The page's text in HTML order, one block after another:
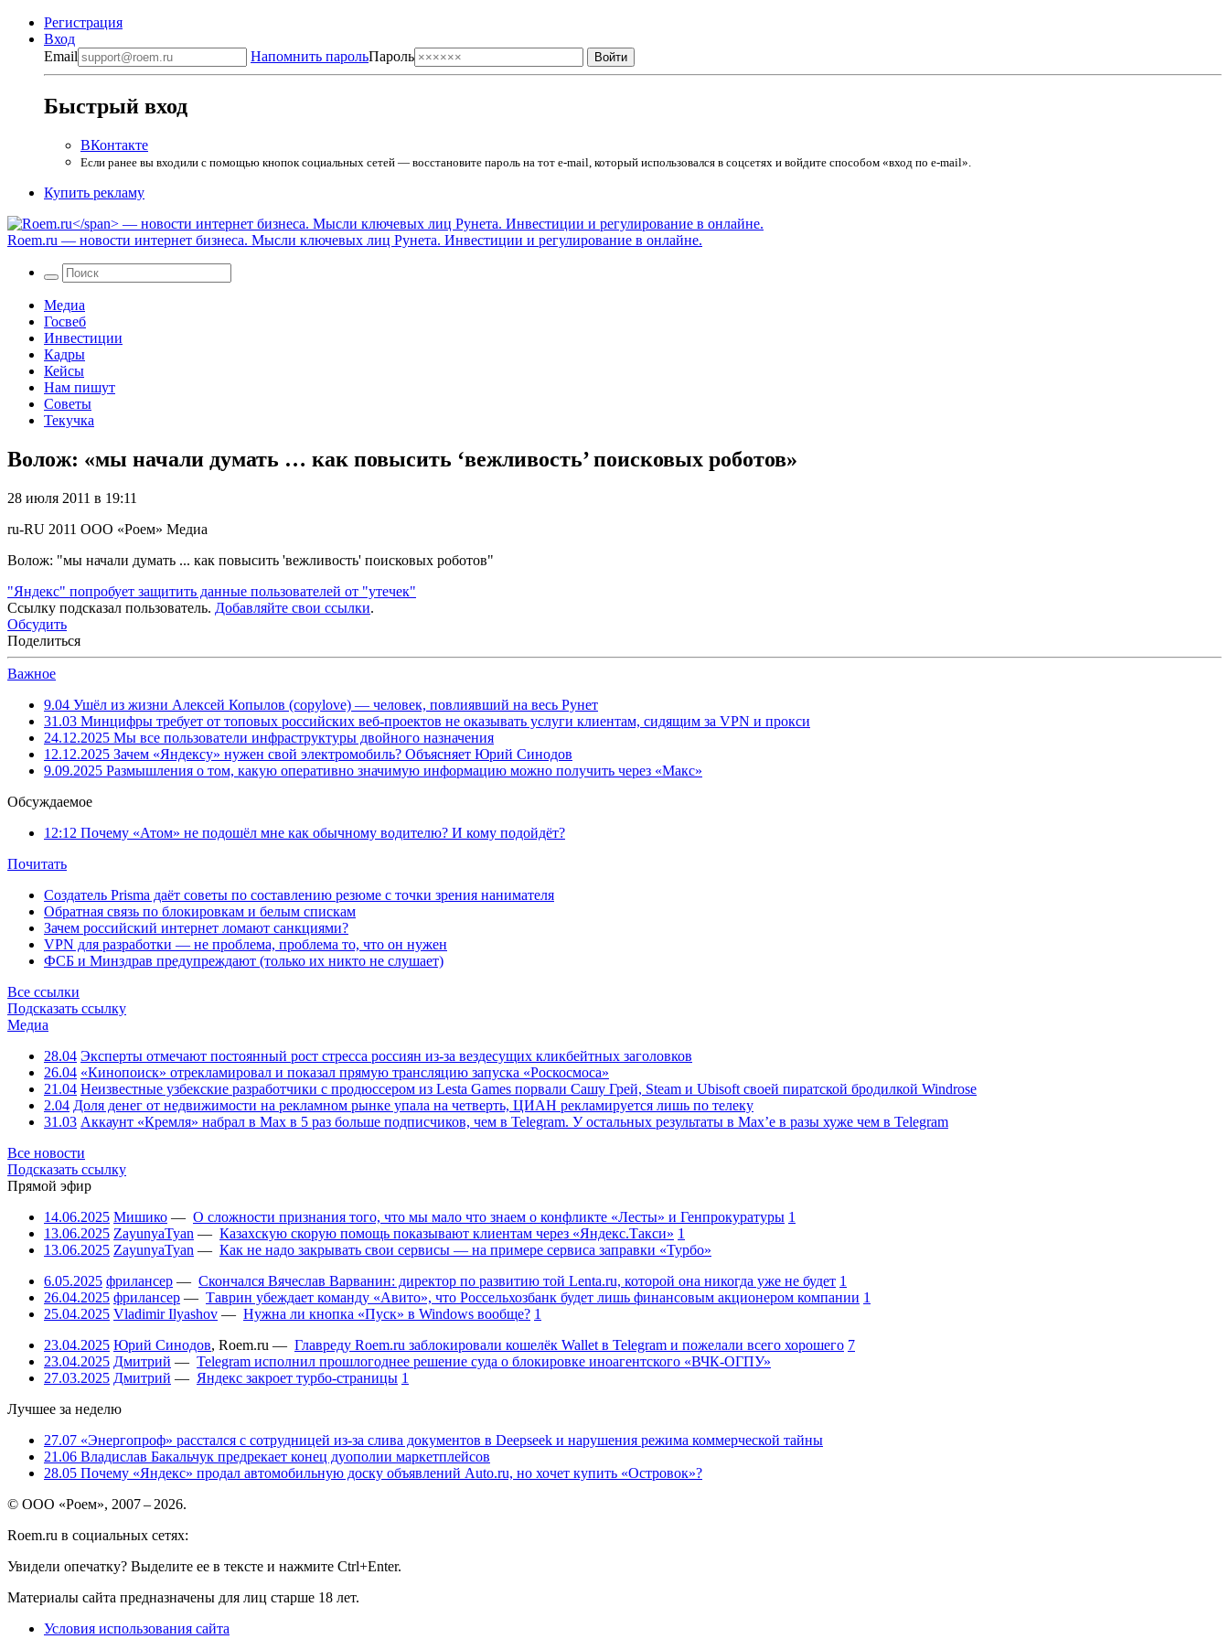
Регистрация
Вход
Email
Напомнить парольПароль
Быстрый вход
ВКонтакте
Если ранее вы входили с помощью кнопок социальных сетей — восстановите пароль на тот e-mail, который использовался в соцсетях и войдите способом «вход по e-mail».
Купить рекламу
Roem.ru — новости интернет бизнеса. Мысли ключевых лиц Рунета. Инвестиции и регулирование в онлайне.
Медиа
Госвеб
Инвестиции
Кадры
Кейсы
Нам пишут
Советы
Текучка
Волoж: «мы начали думать … как повысить ‘вежливость’ поисковых роботов»
28 июля 2011 в 19:11
ru-RU 2011 ООО «Роем» Медиа
Волoж: "мы начали думать ... как повысить 'вежливость' поисковых роботов"
"Яндекс" попробует защитить данные пользователей от "утечек"
Ссылку подсказал пользователь. Добавляйте свои ссылки.
Обсудить
Поделиться
Важное
9.04 Ушёл из жизни Алексей Копылов (copylove) — человек, повлиявший на весь Рунет
31.03 Минцифры требует от топовых российских веб-проектов не оказывать услуги клиентам, сидящим за VPN и прокси
24.12.2025 Мы все пользователи инфраструктуры двойного назначения
12.12.2025 Зачем «Яндексу» нужен свой электромобиль? Объясняет Юрий Синодов
9.09.2025 Размышления о том, какую оперативно значимую информацию можно получить через «Макс»
Обсуждаемое
12:12 Почему «Атом» не подошёл мне как обычному водителю? И кому подойдёт?
Почитать
Создатель Prisma даёт советы по составлению резюме с точки зрения нанимателя
Обратная связь по блокировкам и белым спискам
Зачем российский интернет ломают санкциями?
VPN для разработки — не проблема, проблема то, что он нужен
ФСБ и Минздрав предупреждают (только их никто не слушает)
Все ссылки
Подсказать ссылку
Медиа
28.04 Эксперты отмечают постоянный рост стресса россиян из-за вездесущих кликбейтных заголовков
26.04 «Кинопоиск» отрекламировал и показал прямую трансляцию запуска «Роскосмоса»
21.04 Неизвестные узбекские разработчики с продюссером из Lesta Games порвали Сашу Грей, Steam и Ubisoft своей пиратской бродилкой Windrose
2.04 Доля денег от недвижимости на рекламном рынке упала на четверть, ЦИАН рекламируется лишь по телеку
31.03 Аккаунт «Кремля» набрал в Max в 5 раз больше подписчиков, чем в Telegram. У остальных результаты в Max’е в разы хуже чем в Telegram
Все новости
Подсказать ссылку
Прямой эфир
14.06.2025 Мишико — О сложности признания того, что мы мало что знаем о конфликте «Лесты» и Генпрокуратуры 1
13.06.2025 ZayunyaTyan — Казахскую скорую помощь показывают клиентам через «Яндекс.Такси» 1
13.06.2025 ZayunyaTyan — Как не надо закрывать свои сервисы — на примере сервиса заправки «Турбо»
6.05.2025 фрилансер — Скончался Вячеслав Варванин: директор по развитию той Lenta.ru, которой она никогда уже не будет 1
26.04.2025 фрилансер — Таврин убеждает команду «Авито», что Россельхозбанк будет лишь финансовым акционером компании 1
25.04.2025 Vladimir Ilyashov — Нужна ли кнопка «Пуск» в Windows вообще? 1
23.04.2025 Юрий Синодов, Roem.ru — Главреду Roem.ru заблокировали кошелёк Wallet в Telegram и пожелали всего хорошего 7
23.04.2025 Дмитрий — Telegram исполнил прошлогоднее решение суда о блокировке иноагентского «ВЧК-ОГПУ»
27.03.2025 Дмитрий — Яндекс закроет турбо-страницы 1
Лучшее за неделю
27.07 «Энергопроф» расстался с сотрудницей из-за слива документов в Deepseek и нарушения режима коммерческой тайны
21.06 Владислав Бакальчук предрекает конец дуополии маркетплейсов
28.05 Почему «Яндекс» продал автомобильную доску объявлений Auto.ru, но хочет купить «Островок»?
© ООО «Роем», 2007 – 2026.
Roem.ru в социальных сетях:
Увидели опечатку? Выделите ее в тексте и нажмите Ctrl+Enter.
Материалы сайта предназначены для лиц старше 18 лет.
Условия использования сайта